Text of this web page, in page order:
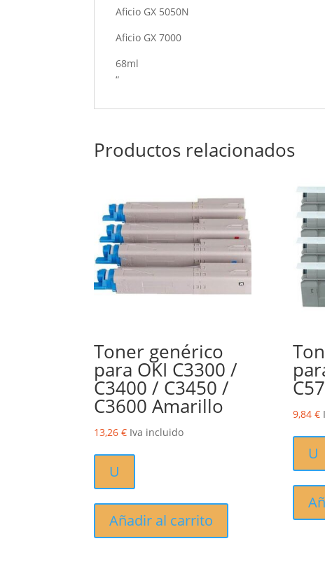
Aficio GX 5050N
Aficio GX 7000
68ml
“
Productos relacionados
Toner genérico
para OKI C3300 /
C3400 / C3450 /
C3600 Amarillo
13,26€ Iva incluido
U
Añadir al carrito
9,84 €
U